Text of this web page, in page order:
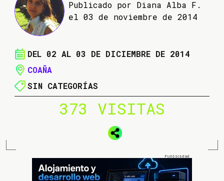
Publicado por Diana Alba F.
el 03 de noviembre de 2014
DEL 02 AL 03 DE DICIEMBRE DE 2014
COAÑA
SIN CATEGORÍAS
373 VISITAS